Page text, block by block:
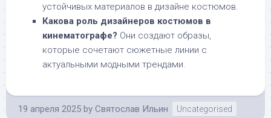
устойчивых материалов в дизайне костюмов.
Какова роль дизайнеров костюмов в
кинематографе? Они создают образы,
которые сочетают сюжетные линии с
актуальными модными трендами.
19 апреля 2025 by Святослав Ильин Uncategorised